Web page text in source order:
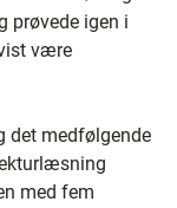
prøvede igen i
være
det medfølgende
med fem